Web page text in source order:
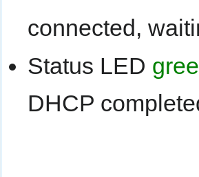
connected,
Status LED
DHCP